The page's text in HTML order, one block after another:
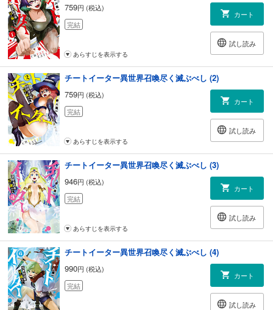
759円 (税込)
完結
カート
試し読み
あらすじを表示する
チートイーター異世界召喚尽く滅ぶべし (2)
759円 (税込)
完結
カート
試し読み
あらすじを表示する
チートイーター異世界召喚尽く滅ぶべし (3)
946円 (税込)
完結
カート
試し読み
あらすじを表示する
チートイーター異世界召喚尽く滅ぶべし (4)
990円 (税込)
完結
カート
試し読み